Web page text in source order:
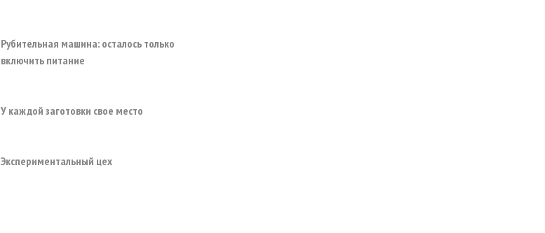
Рубительная машина: осталось только
включить питание
У каждой заготовки свое место
Экспериментальный цех